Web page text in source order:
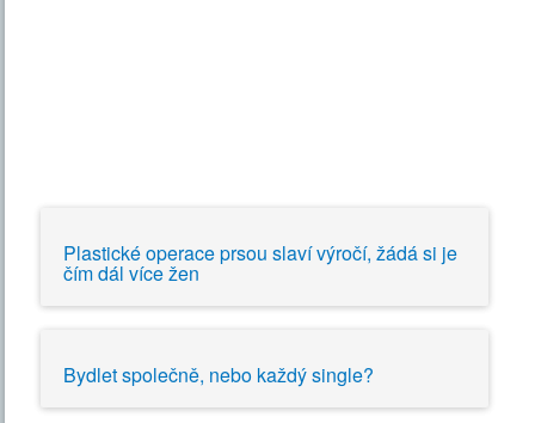
Plastické operace prsou slaví výročí, žádá si je
čím dál více žen
Bydlet společně, nebo každý single?